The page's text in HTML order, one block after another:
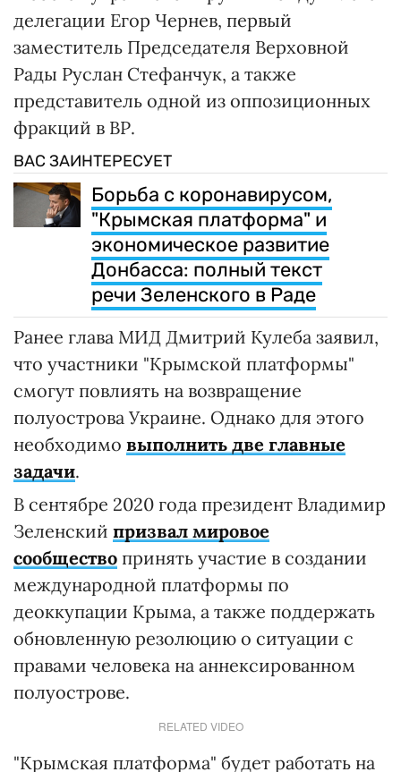
делегации Егор Чернев, первый
заместитель Председателя Верховной
Рады Руслан Стефанчук, а также
представитель одной из оппозиционных
фракций в ВР.
ВАС ЗАИНТЕРЕСУЕТ
Борьба с коронавирусом,
"Крымская платформа" и
экономическое развитие
Донбасса: полный текст
речи Зеленского в Раде
Ранее глава МИД Дмитрий Кулеба заявил,
что участники "Крымской платформы"
смогут повлиять на возвращение
полуострова Украине. Однако для этого
необходимо выполнить две главные
задачи.
В сентябре 2020 года президент Владимир
Зеленский призвал мировое
сообщество принять участие в создании
международной платформы по
деоккупации Крыма, а также поддержать
обновленную резолюцию о ситуации с
правами человека на аннексированном
полуострове.
RELATED VIDEO
"Крымская платформа" будет работать на